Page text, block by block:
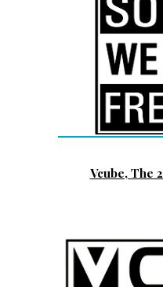
Vcube, The